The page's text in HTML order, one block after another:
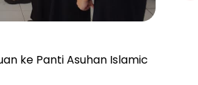
ke Panti Asuhan Islamic